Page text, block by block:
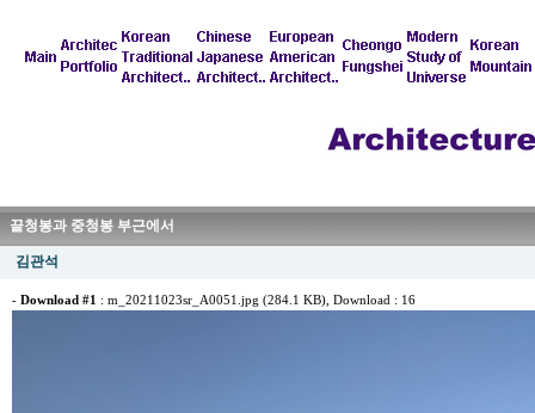
끝청봉과 중청봉 부근에서
김관석
- Download #1 : m_20211023sr_A0051.jpg (284.1 KB) , Download : 16